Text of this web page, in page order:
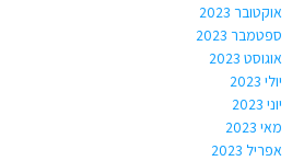
אוקטובר 2023
ספטמבר 2023
אוגוסט 2023
יולי 2023
יוני 2023
מאי 2023
אפריל 2023